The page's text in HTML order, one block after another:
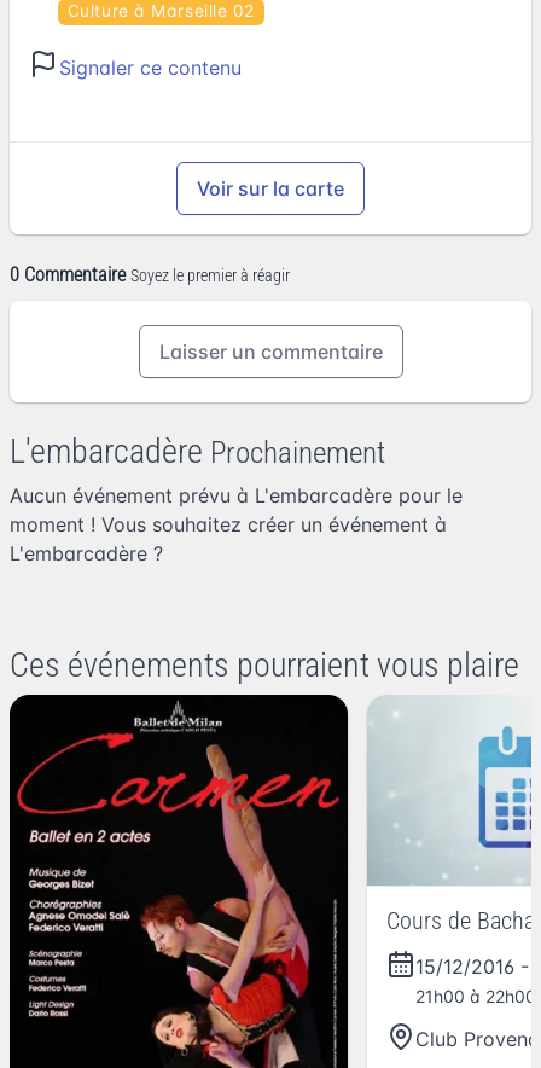
Culture à Marseille 02
Signaler ce contenu
Voir sur la carte
0 Commentaire Soyez le premier à réagir
Laisser un commentaire
L'embarcadère Prochainement
Aucun événement prévu à L'embarcadère pour le
moment ! Vous souhaitez créer un événement à
L'embarcadère ?
Ces événements pourraient vous plaire
Cours de
15/12/2016 -
21h00 à 22h00
Club